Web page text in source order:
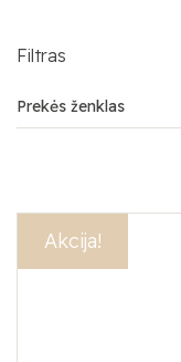
Filtras
Prekės ženklas
Akcija!